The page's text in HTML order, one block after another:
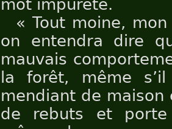
mot impureté.
« Tout moine,
on entendra dire
mauvais
la forêt, même
mendiant de maison
de rebuts et porte